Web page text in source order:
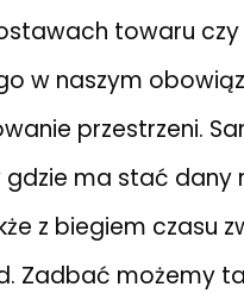
towaru
w naszym
przestrzeni.
ma stać dany
z biegiem czasu
Zadbać możemy